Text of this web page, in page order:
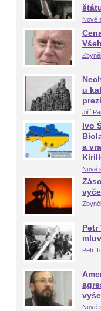
Nové
u
Jiří
Ivo
a
Nové
Petr
Petr
Nové